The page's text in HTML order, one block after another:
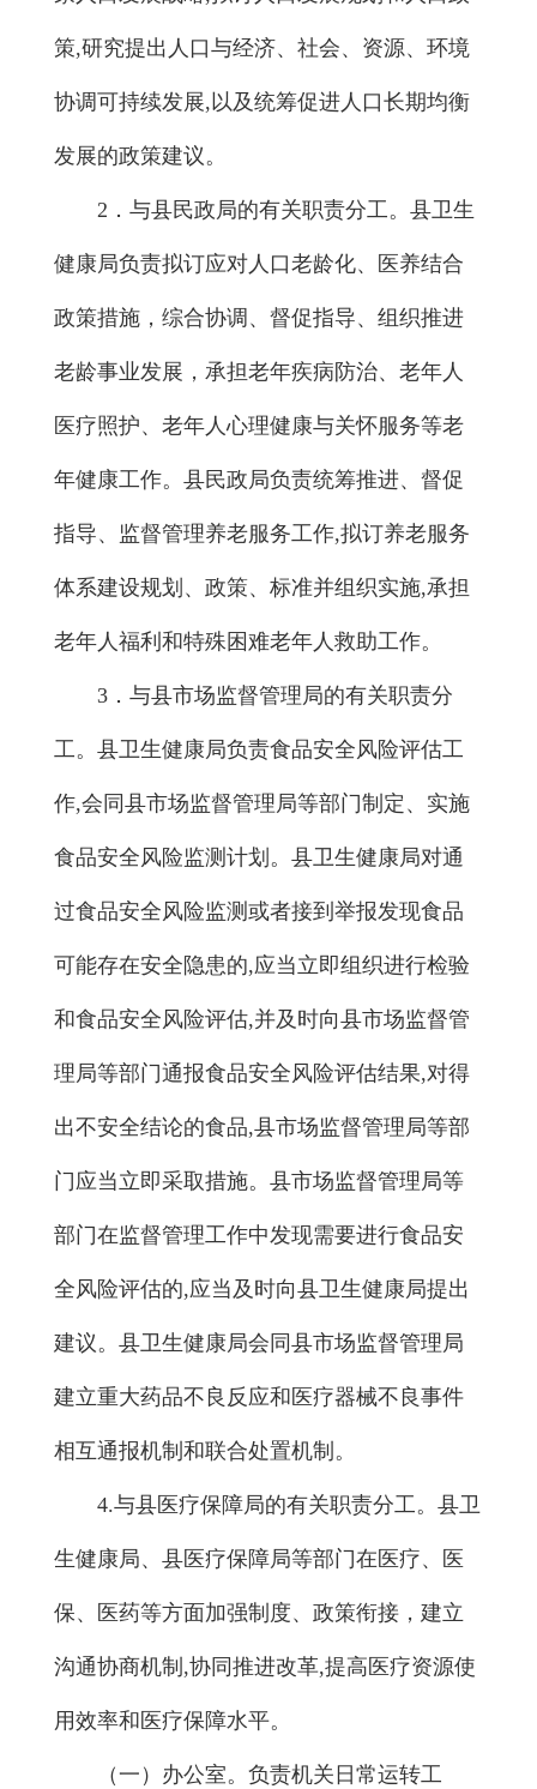
策,研究提出人口与经济、社会、资源、环境
协调可持续发展,以及统筹促进人口长期均衡
发展的政策建议。
2．与县民政局的有关职责分工。县卫生
健康局负责拟订应对人口老龄化、医养结合
政策措施，综合协调、督促指导、组织推进
老龄事业发展，承担老年疾病防治、老年人
医疗照护、老年人心理健康与关怀服务等老
年健康工作。县民政局负责统筹推进、督促
指导、监督管理养老服务工作,拟订养老服务
体系建设规划、政策、标准并组织实施,承担
老年人福利和特殊困难老年人救助工作。
3．与县市场监督管理局的有关职责分
工。县卫生健康局负责食品安全风险评估工
作,会同县市场监督管理局等部门制定、实施
食品安全风险监测计划。县卫生健康局对通
过食品安全风险监测或者接到举报发现食品
可能存在安全隐患的,应当立即组织进行检验
和食品安全风险评估,并及时向县市场监督管
理局等部门通报食品安全风险评估结果,对得
出不安全结论的食品,县市场监督管理局等部
门应当立即采取措施。县市场监督管理局等
部门在监督管理工作中发现需要进行食品安
全风险评估的,应当及时向县卫生健康局提出
建议。县卫生健康局会同县市场监督管理局
建立重大药品不良反应和医疗器械不良事件
相互通报机制和联合处置机制。
4.与县医疗保障局的有关职责分工。县卫
生健康局、县医疗保障局等部门在医疗、医
保、医药等方面加强制度、政策衔接，建立
沟通协商机制,协同推进改革,提高医疗资源使
用效率和医疗保障水平。
（一）办公室。负责机关日常运转工